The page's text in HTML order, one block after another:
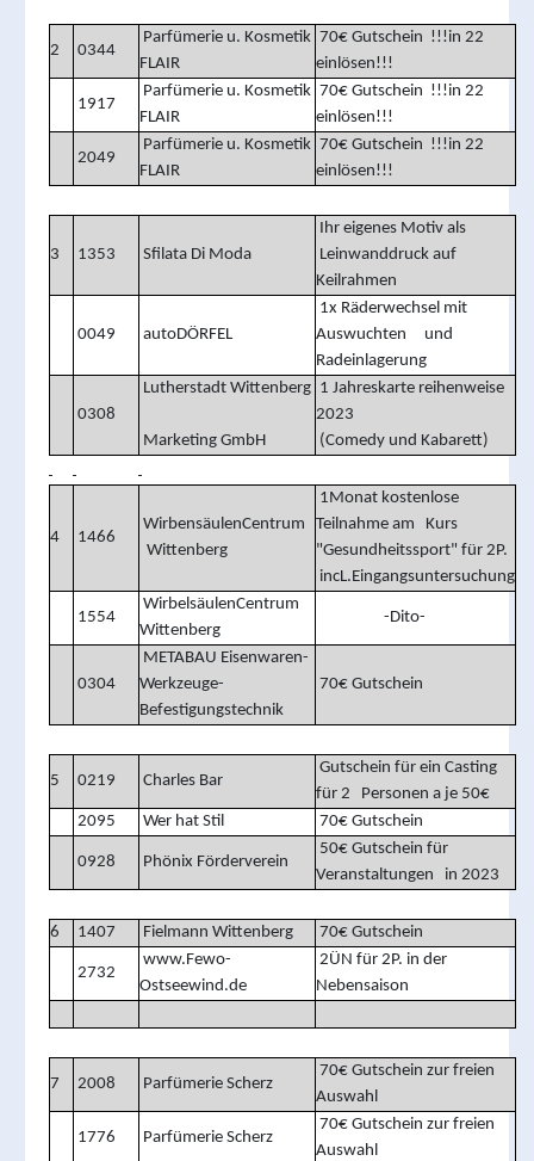
2 0344
Parfümerie u. Kosmetik
FLAIR
70€ Gutschein !!!in 22
einlösen!!!
1917
Parfümerie u. Kosmetik
FLAIR
70€ Gutschein !!!in 22
einlösen!!!
2049
Parfümerie u. Kosmetik
FLAIR
70€ Gutschein !!!in 22
einlösen!!!
3 1353 Sfilata Di Moda
Ihr eigenes Motiv als
Leinwanddruck auf
Keilrahmen
0049 autoDÖRFEL
1x Räderwechsel mit
Auswuchten und
Radeinlagerung
0308
Lutherstadt Wittenberg
Marketing GmbH
1 Jahreskarte reihenweise
2023
(Comedy und Kabarett)
4 1466
WirbensäulenCentrum
Wittenberg
1Monat kostenlose
Teilnahme am Kurs
"Gesundheitssport" für 2P.
incL.Eingangsuntersuchung
1554
WirbelsäulenCentrum
Wittenberg
-Dito-
0304
METABAU Eisenwaren-
Werkzeuge-
Befestigungstechnik
70€ Gutschein
5 0219 Charles Bar
Gutschein für ein Casting
für 2 Personen a je 50€
2095
Wer hat Stil 70€ Gutschein
0928 Phönix Förderverein
50€ Gutschein für
Veranstaltungen in 2023
6 1407 Fielmann Wittenberg 70€ Gutschein
2732
www.Fewo-
Ostseewind.de
2ÜN für 2P. in der
Nebensaison
7 2008 Parfümerie Scherz
70€ Gutschein zur freien
Auswahl
1776 Parfümerie Scherz
70€ Gutschein zur freien
Auswahl